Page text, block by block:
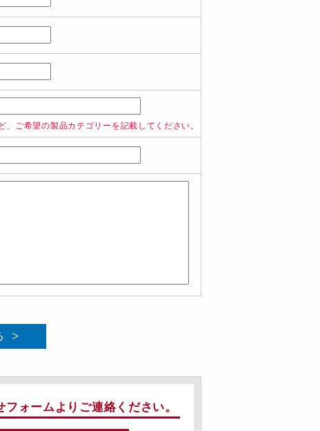
ご希望の製品カテゴリーを記載してください。
ォームよりご連絡ください。